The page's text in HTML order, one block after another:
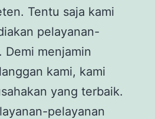
Tentu saja kami
pelayanan-
Demi menjamin
kami, kami
yang terbaik.
pelayanan